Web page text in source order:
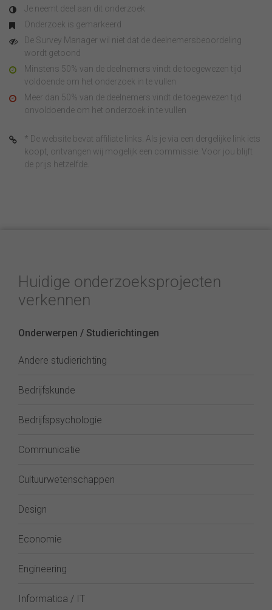
Je neemt deel aan dit onderzoek
Onderzoek is gemarkeerd
De Survey Manager wil niet dat de deelnemersbeoordeling
wordt getoond
Minstens 50% van de deelnemers vindt de toegewezen tijd
voldoende om het onderzoek in te vullen
Meer dan 50% van de deelnemers vindt de toegewezen tijd
onvoldoende om het onderzoek in te vullen
* De website bevat affiliate links. Als je via een dergelijke link iets
koopt, ontvangen wij mogelijk een commissie. Voor jou blijft
de prijs hetzelfde.
Huidige onderzoeksprojecten
verkennen
Onderwerpen / Studierichtingen
Andere studierichting
Bedrijfskunde
Bedrijfspsychologie
Communicatie
Cultuurwetenschappen
Design
Economie
Engineering
Informatica / IT